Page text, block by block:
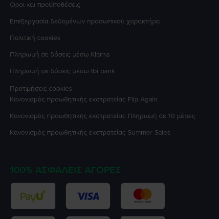
Όροι και προϋποθέσεις
Επεξεργασία δεδομένων προσωπικού χαρακτήρα
Πολιτική cookies
Πληρωμή σε δόσεις μέσω Klarna
Πληρωμή σε δόσεις μέσω tbi bank
Προτιμήσεις cookies
Κανονισμός προωθητικής εκστρατείας Flip Again
Κανονισμός προωθητικής εκστρατείας Πληρωμή σε 10 μέρες
Κανονισμός προωθητικής εκστρατείας Summer Sales
100% ΑΣΦΑΛΕΊΣ ΑΓΟΡΈΣ